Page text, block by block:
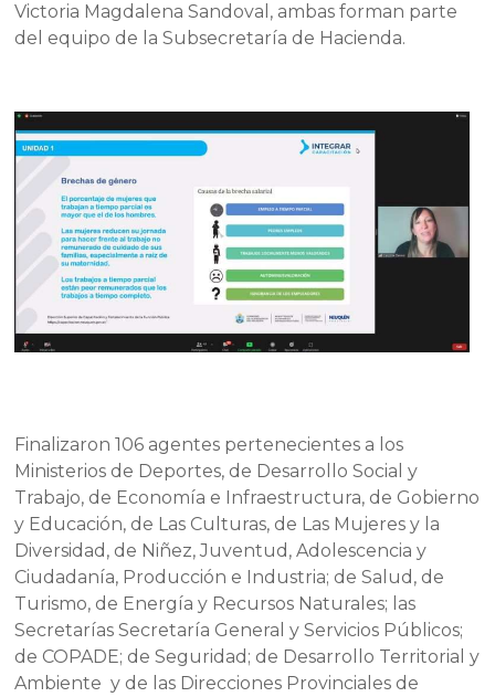
Victoria Magdalena Sandoval, ambas forman parte
del equipo de la Subsecretaría de Hacienda.
Finalizaron 106 agentes pertenecientes a los
Ministerios de Deportes, de Desarrollo Social y
Trabajo, de Economía e Infraestructura, de Gobierno
y Educación, de Las Culturas, de Las Mujeres y la
Diversidad, de Niñez, Juventud, Adolescencia y
Ciudadanía, Producción e Industria; de Salud, de
Turismo, de Energía y Recursos Naturales; las
Secretarías Secretaría General y Servicios Públicos;
de COPADE; de Seguridad; de Desarrollo Territorial y
Ambiente y de las Direcciones Provinciales de